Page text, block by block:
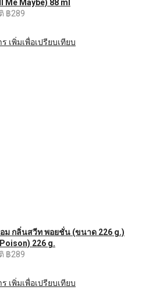
Me Maybe) 88 ml
฿289
ร เพิ่มเพื่อเปรียบเทียบ
ม กลิ่นสวีท พอยชั่น (ขนาด 226 g.)
226 g.
฿289
ร เพิ่มเพื่อเปรียบเทียบ